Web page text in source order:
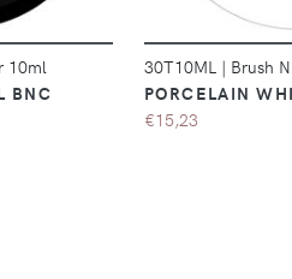
10ml
BNC
30T10ML | Brush
PORCELAIN
€15,23